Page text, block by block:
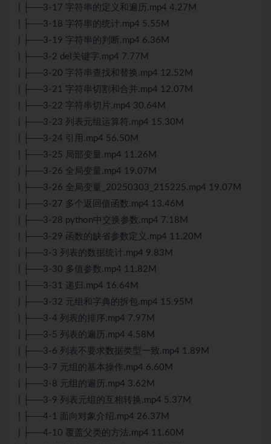
| ├──3-17 字符串的定义和遍历.mp4 4.27M
| ├──3-18 字符串的统计.mp4 5.55M
| ├──3-19 字符串的判断.mp4 6.36M
| ├──3-2 del关键字.mp4 7.77M
| ├──3-20 字符串查找和替换.mp4 12.52M
| ├──3-21 字符串切割和合并.mp4 12.07M
| ├──3-22 字符串切片.mp4 30.64M
| ├──3-23 列表元组运算符.mp4 15.30M
| ├──3-24 引用.mp4 56.50M
| ├──3-25 局部变量.mp4 11.26M
| ├──3-26 全局变量.mp4 19.07M
| ├──3-26 全局变量_20250303_215225.mp4 19.07M
| ├──3-27 多个返回值函数.mp4 13.46M
| ├──3-28 python中交换参数.mp4 7.18M
| ├──3-29 函数的缺省参数定义.mp4 11.20M
| ├──3-3 列表的数据统计.mp4 9.83M
| ├──3-30 多值参数.mp4 11.82M
| ├──3-31 递归.mp4 16.64M
| ├──3-32 元组和字典的拆包.mp4 15.95M
| ├──3-4 列表的排序.mp4 7.97M
| ├──3-5 列表的遍历.mp4 4.58M
| ├──3-6 列表不要求数据类型一致.mp4 1.89M
| ├──3-7 元组的基本操作.mp4 6.60M
| ├──3-8 元组的遍历.mp4 3.62M
| ├──3-9 列表元组的互相转换.mp4 5.37M
| ├──4-1 面向对象介绍.mp4 26.37M
| ├──4-10 覆盖父类的方法.mp4 11.60M